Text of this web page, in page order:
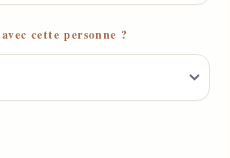
cette personne ?